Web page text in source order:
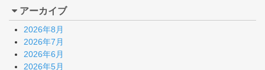
アーカイブ
2026年8月
2026年7月
2026年6月
2026年5月